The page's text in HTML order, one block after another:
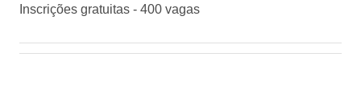
Inscrições gratuitas - 400 vagas